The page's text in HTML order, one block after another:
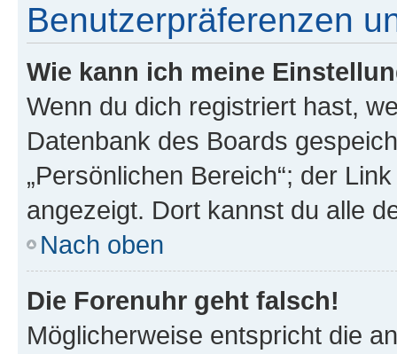
Benutzerpräferenzen
Wie kann ich meine
Wenn du dich registriert hast,
Datenbank des Boards
„Persönlichen Bereich“; der
angezeigt. Dort kannst du alle
Nach oben
Die Forenuhr geht falsch!
Möglicherweise entspricht die